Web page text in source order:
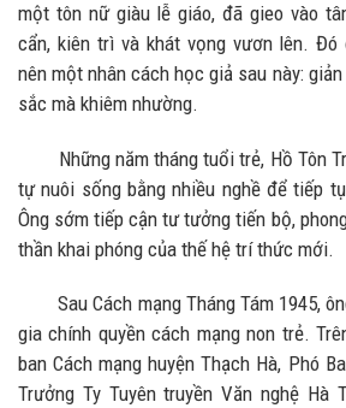
một tôn nữ giàu lễ giáo, đã gieo vào
cẩn, kiên trì và khát vọng vươn lên.
nên một nhân cách học giả sau này:
sắc mà khiêm nhường.
Những năm tháng tuổi trẻ, Hồ Tôn
tự nuôi sống bằng nhiều nghề để tiếp
Ông sớm tiếp cận tư tưởng tiến bộ,
thần khai phóng của thế hệ trí thức mới.
Sau Cách mạng Tháng Tám 1945,
gia chính quyền cách mạng non trẻ.
ban Cách mạng huyện Thạch Hà, Phó
Trưởng Ty Tuyên truyền Văn nghệ Hà